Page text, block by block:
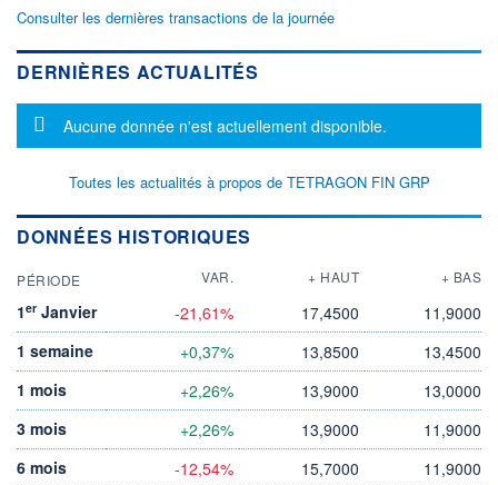
Consulter les dernières transactions de la journée
DERNIÈRES ACTUALITÉS
Message d'information
Aucune donnée n'est actuellement disponible.
Toutes les actualités à propos de TETRAGON FIN GRP
DONNÉES HISTORIQUES
PÉRIODE VAR. + HAUT + BAS
1er Janvier -21,61% 17,4500
11,9000
1 semaine
+0,37% 13,8500
13,4500
1 mois
+2,26% 13,9000
13,0000
3 mois
+2,26% 13,9000
11,9000
6 mois
-12,54% 15,7000
11,9000